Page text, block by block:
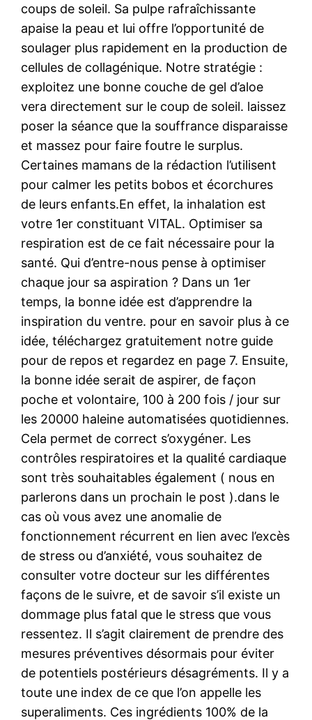
coups de soleil. Sa pulpe rafraîchissante
apaise la peau et lui offre l’opportunité de
soulager plus rapidement en la production de
cellules de collagénique. Notre stratégie :
exploitez une bonne couche de gel d’aloe
vera directement sur le coup de soleil. laissez
poser la séance que la souffrance disparaisse
et massez pour faire foutre le surplus.
Certaines mamans de la rédaction l’utilisent
pour calmer les petits bobos et écorchures
de leurs enfants.En effet, la inhalation est
votre 1er constituant VITAL. Optimiser sa
respiration est de ce fait nécessaire pour la
santé. Qui d’entre-nous pense à optimiser
chaque jour sa aspiration ? Dans un 1er
temps, la bonne idée est d’apprendre la
inspiration du ventre. pour en savoir plus à ce
idée, téléchargez gratuitement notre guide
pour de repos et regardez en page 7. Ensuite,
la bonne idée serait de aspirer, de façon
poche et volontaire, 100 à 200 fois / jour sur
les 20000 haleine automatisées quotidiennes.
Cela permet de correct s’oxygéner. Les
contrôles respiratoires et la qualité cardiaque
sont très souhaitables également ( nous en
parlerons dans un prochain le post ).dans le
cas où vous avez une anomalie de
fonctionnement récurrent en lien avec l’excès
de stress ou d’anxiété, vous souhaitez de
consulter votre docteur sur les différentes
façons de le suivre, et de savoir s’il existe un
dommage plus fatal que le stress que vous
ressentez. Il s’agit clairement de prendre des
mesures préventives désormais pour éviter
de potentiels postérieurs désagréments. Il y a
toute une index de ce que l’on appelle les
superaliments. Ces ingrédients 100% de la